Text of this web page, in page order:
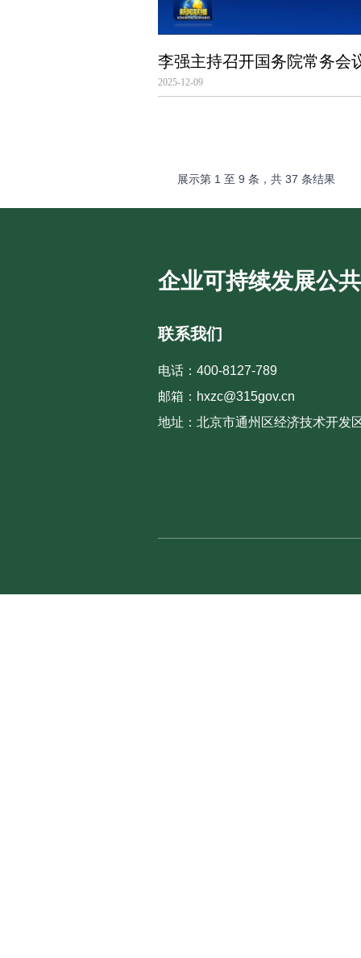
2025-12-09
展示第 1 至 9 条，共 37 条结果
联系我们
电话：400-8127-789
邮箱：hxzc@315gov.cn
地址：北京市通州区经济技术开发
企业可持续发展公